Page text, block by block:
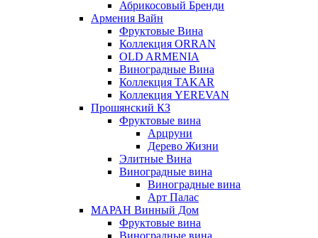
Абрикосовый Бренди
Армения Вайн
Фруктовые Вина
Коллекция ORRAN
OLD ARMENIA
Виноградные Вина
Коллекция TAKAR
Коллекция YEREVAN
Прошянский КЗ
Фруктовые вина
Арцруни
Дерево Жизни
Элитные Вина
Виноградные вина
Виноградные вина
Арт Палас
МАРАН Винный Дом
Фруктовые вина
Виноградные вина